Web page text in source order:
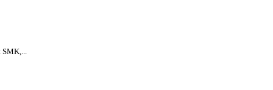
SMK,...